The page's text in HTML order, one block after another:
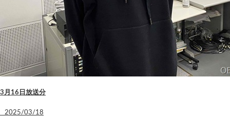
3月16日放送分
2025/03/18